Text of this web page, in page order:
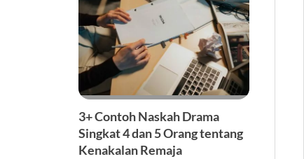
3+ Contoh Naskah Drama
Singkat 4 dan 5 Orang tentang
Kenakalan Remaja